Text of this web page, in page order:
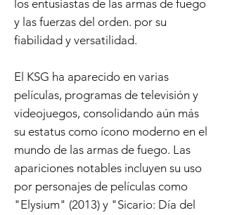
los entusiastas de las armas de fuego
y las fuerzas del orden. por su
fiabilidad y versatilidad.
El KSG ha aparecido en varias
películas, programas de televisión y
videojuegos, consolidando aún más
su estatus como ícono moderno en el
mundo de las armas de fuego. Las
apariciones notables incluyen su uso
por personajes de películas como
"Elysium" (2013) y "Sicario: Día del